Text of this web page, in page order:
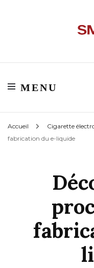
Blog
MENU
Accueil Cigarette
fabrication du e-liquide